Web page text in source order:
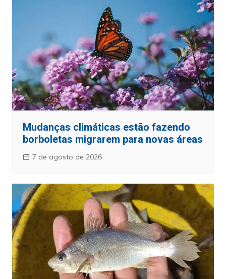
Mudanças climáticas estão fazendo
borboletas migrarem para novas áreas
7 de agosto de 2026